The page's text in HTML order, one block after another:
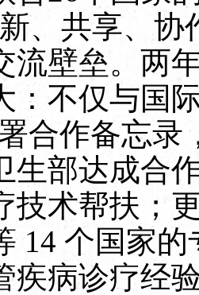
、共享、
流壁垒。两
：不仅与国
合作备忘录
生部达成合
技术帮扶；
14 个国家
疾病诊疗经